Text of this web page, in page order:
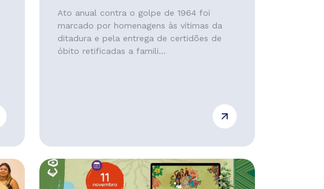
Ato anual contra o golpe de 1964 foi
marcado por homenagens às vítimas da
ditadura e pela entrega de certidões de
óbito retificadas a famili...